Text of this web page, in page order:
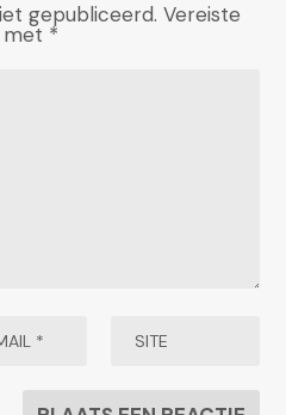
gepubliceerd. Vereiste
met *